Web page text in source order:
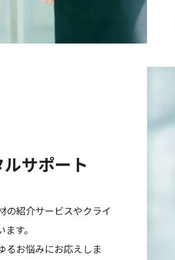
ルサポート
の紹介サービスやクライ
す。
るお悩みにお応えしま